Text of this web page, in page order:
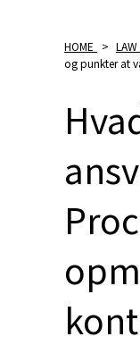
HOME > LAW
og punkter at